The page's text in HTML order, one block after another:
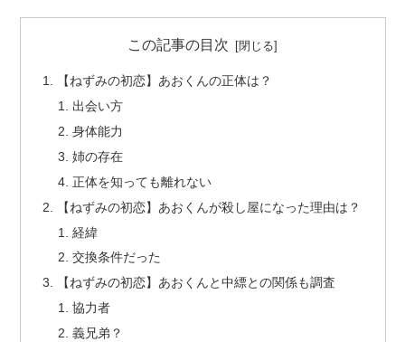
この記事の目次
【ねずみの初恋】あおくんの正体は？
出会い方
身体能力
姉の存在
正体を知っても離れない
【ねずみの初恋】あおくんが殺し屋になった理由は？
経緯
交換条件だった
【ねずみの初恋】あおくんと中縹との関係も調査
協力者
義兄弟？